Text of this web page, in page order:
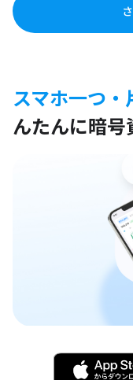
スマホ一つ・
んたんに暗号